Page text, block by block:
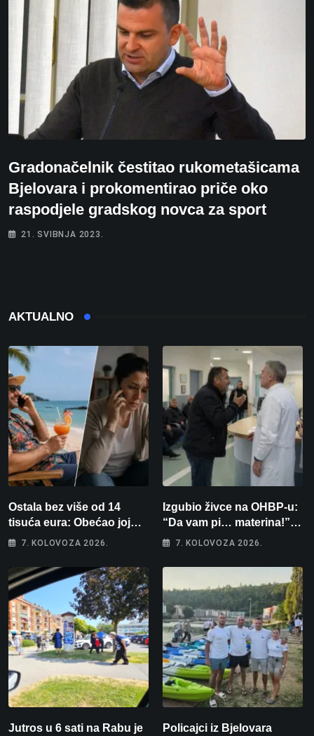
Gradonačelnik čestitao rukometašicama
Bjelovara i prokomentirao priče oko
raspodjele gradskog novca za sport
21. SVIBNJA 2023.
AKTUALNO
Ostala bez više od 14
tisuća eura: Obećao joj
auto za tjedan dana, a
7. KOLOVOZA 2026.
Izgubio živce na OHBP-u:
“Da vam pi… materina!”
Zbog člana obitelji vrijeđao
7. KOLOVOZA 2026.
Jutros u 6 sati na Rabu je
Policajci iz Bjelovara